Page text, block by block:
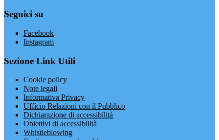
Seguici su
Facebook
Instagram
Sezione Link Utili
Cookie policy
Note legali
Informativa Privacy
Ufficio Relazioni con il Pubblico
Dichiarazione di accessibilità
Obiettivi di accessibilità
Whistleblowing